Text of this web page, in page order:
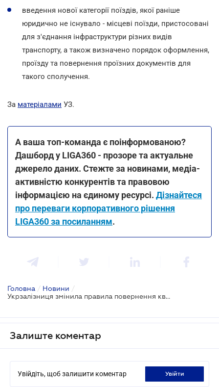
введення нової категорії поїздів, якої раніше
юридично не існувало - місцеві поїзди, пристосовані
для з'єднання інфраструктури різних видів
транспорту, а також визначено порядок оформлення,
проїзду та повернення проїзних документів для
такого сполучення.
За матеріалами УЗ.
А ваша топ-команда є поінформованою?
Дашборд у LIGA360 - прозоре та актуальне
джерело даних. Стежте за новинами, медіа-
активністю конкурентів та правовою
інформацією на єдиному ресурсі. Дізнайтеся
про переваги корпоративного рішення
LIGA360 за посиланням.
Головна / Новини /
Укрзалізниця змінила правила повернення квитків
Залиште коментар
Увійдіть, щоб залишити коментар увійти